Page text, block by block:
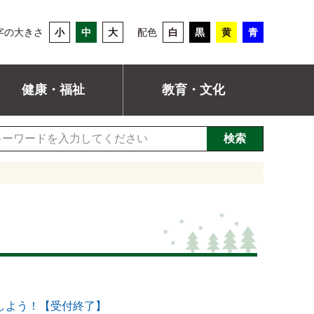
の大きさ 小 中 大 配色 白 黒 黄 青
健康・福祉 教育・文化
検索
う！【受付終了】